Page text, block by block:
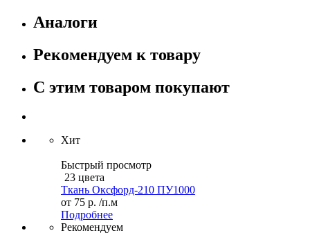
Аналоги
Рекомендуем к товару
С этим товаром покупают
Хит
Быстрый просмотр
23 цвета
Ткань Оксфорд-210 ПУ1000
от 75 р. /п.м
Подробнее
Рекомендуем